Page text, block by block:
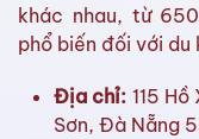
khác nhau, từ
phổ biến đối với
Địa chỉ: 115
Sơn, Đà Nẵng